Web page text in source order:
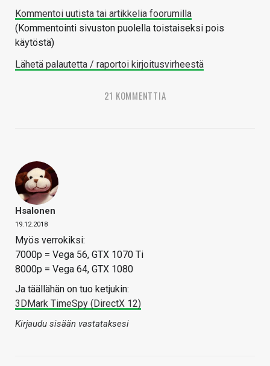
Kommentoi uutista tai artikkelia foorumilla
(Kommentointi sivuston puolella toistaiseksi pois
käytöstä)
Lähetä palautetta / raportoi kirjoitusvirheestä
21 KOMMENTTIA
Hsalonen
19.12.2018
Myös verrokiksi:
7000p = Vega 56, GTX 1070 Ti
8000p = Vega 64, GTX 1080
Ja täällähän on tuo ketjukin:
3DMark TimeSpy (DirectX 12)
Kirjaudu sisään vastataksesi